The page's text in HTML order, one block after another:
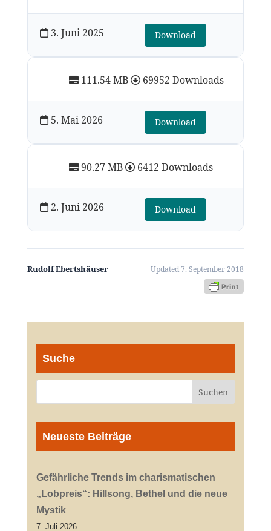
90.27 MB 6412 Downloads
2. Juni 2026 Download
111.54 MB 69952 Downloads
5. Mai 2026 Download
3. Juni 2025 Download
Rudolf Ebertshäuser Updated 7. September 2018
Suche
Neueste Beiträge
Gefährliche Trends im charismatischen
„Lobpreis“: Hillsong, Bethel und die neue
Mystik
7. Juli 2026